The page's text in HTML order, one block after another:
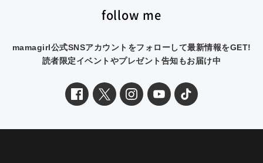
follow me
mamagirl公式SNSアカウントをフォローして最新情報をGET!
読者限定イベントやプレゼント告知もお届け中